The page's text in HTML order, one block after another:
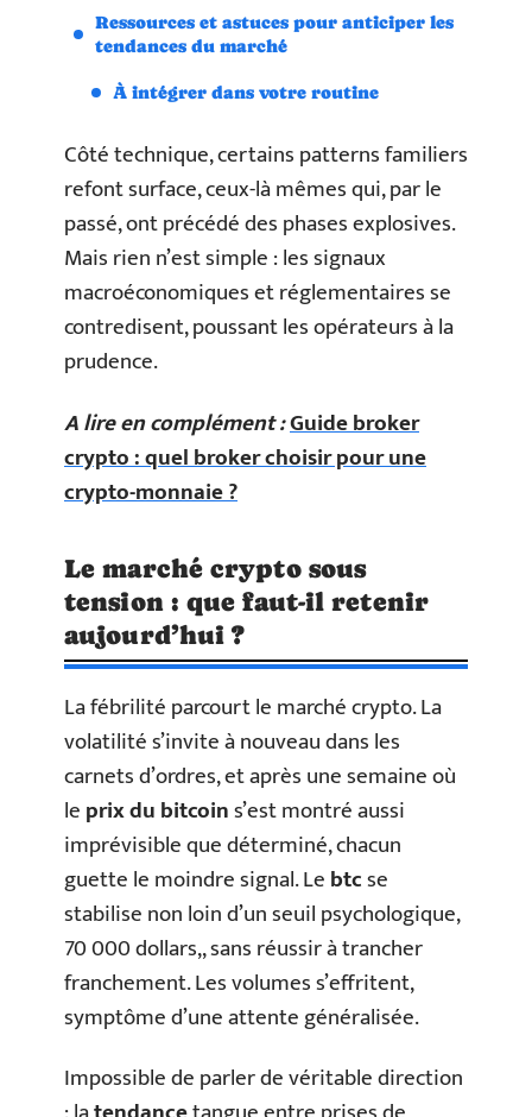
Ressources et astuces pour anticiper les
tendances du marché
À intégrer dans votre routine
Côté technique, certains patterns familiers
refont surface, ceux-là mêmes qui, par le
passé, ont précédé des phases explosives.
Mais rien n’est simple : les signaux
macroéconomiques et réglementaires se
contredisent, poussant les opérateurs à la
prudence.
A lire en complément :Guide broker
crypto : quel broker choisir pour une
crypto-monnaie ?
Le marché crypto sous
tension : que faut-il retenir
aujourd’hui ?
La fébrilité parcourt le marché crypto. La
volatilité s’invite à nouveau dans les
carnets d’ordres, et après une semaine où
leprix du bitcoins’est montré aussi
imprévisible que déterminé, chacun
guette le moindre signal. Lebtcse
stabilise non loin d’un seuil psychologique,
70 000 dollars,, sans réussir à trancher
franchement. Les volumes s’effritent,
symptôme d’une attente généralisée.
Impossible de parler de véritable direction